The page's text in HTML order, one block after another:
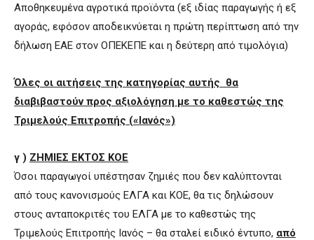
Αποθηκευμένα αγροτικά προϊόντα (εξ ιδίας παραγωγής ή εξ
αγοράς, εφόσον αποδεικνύεται η πρώτη περίπτωση από την
δήλωση ΕΑΕ στον ΟΠΕΚΕΠΕ και η δεύτερη από τιμολόγια)
Όλες οι αιτήσεις της κατηγορίας αυτής θα
διαβιβαστούν προς αξιολόγηση με το καθεστώς της
Τριμελούς Επιτροπής («Ιανός»)
γ ) ΖΗΜΙΕΣ ΕΚΤΟΣ ΚΟΕ
Όσοι παραγωγοί υπέστησαν ζημιές που δεν καλύπτονται
από τους κανονισμούς ΕΛΓΑ και ΚΟΕ, θα τις δηλώσουν
στους ανταποκριτές του ΕΛΓΑ με το καθεστώς της
Τριμελούς Επιτροπής Ιανός – θα σταλεί ειδικό έντυπο, από